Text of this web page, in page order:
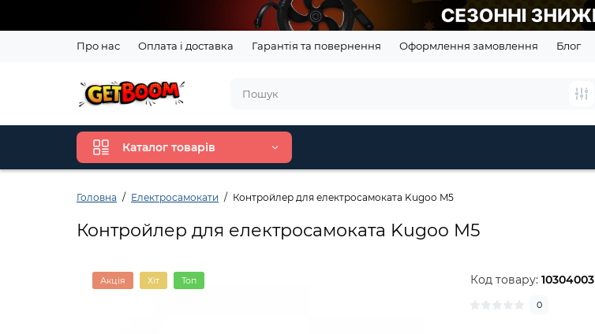
Про нас Оплата і доставка Гарантія та повернення Оформлення замовлення Блог
Каталог товарів
Головна Електросамокати Контройлер для електросамоката Kugoo M5
Контройлер для електросамоката Kugoo M5
Акція Хіт Топ Код товару:10304003
0